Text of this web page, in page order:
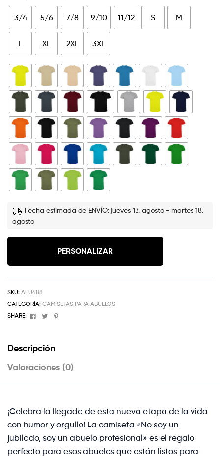
3/4 5/6 7/8 9/10 11/12 S M
L XL 2XL 3XL
Fecha estimada de ENVÍO: jueves 13. agosto - martes 18.
agosto
PERSONALIZAR
SKU: ABU488
CATEGORÍA: CAMISETAS PARA ABUELOS
SHARE:
Facebook
TwitterPinterest
Descripción
Valoraciones (0)
¡Celebra la llegada de esta nueva etapa de la vida
con humor y orgullo! La camiseta «No soy un
jubilado, soy un abuelo profesional» es el regalo
perfecto para esos abuelos que están listos para